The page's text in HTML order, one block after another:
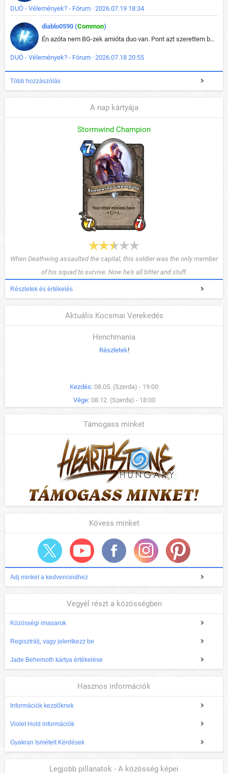
DUÓ - Vélemények? - Fórum · 2026.07.19 18:34
diablo0590 (Common)
Én azóta nem BG-zek amióta duo van. Pont azt szerettem benne, hogy rajtam múlik mi történik, nem pedig a társamon. Kérem vissza a régi BG-t :D
DUÓ - Vélemények? - Fórum · 2026.07.18 20:55
Több hozzászólás
A nap kártyája
Stormwind Champion
When Deathwing assaulted the capital, this soldier was the only member
of his squad to survive. Now he's all bitter and stuff.
Részletek és értékelés
Aktuális Kocsmai Verekedés
Henchmania
Részletek!
Kezdés: 08.05. (Szerda) - 19:00
Vége: 08.12. (Szerda) - 18:00
Támogass minket
Kövess minket
Adj minket a kedvenceidhez
Vegyél részt a közösségben
Közösségi imasarok
Regisztrálj, vagy jelentkezz be
Jade Behemoth kártya értékelése
Hasznos információk
Információk kezdőknek
Violet Hold információk
Gyakran Ismételt Kérdések
Legjobb pillanatok - A közösség képei